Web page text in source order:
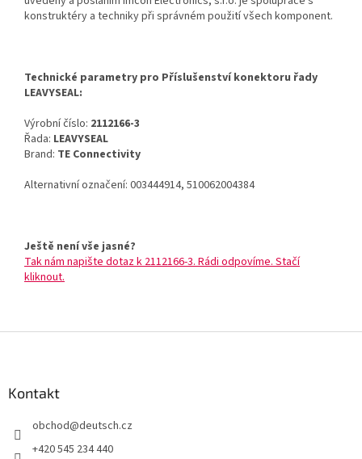
konstruktéry a techniky při správném použití všech komponent.
Technické parametry pro Příslušenství konektoru řady
LEAVYSEAL:
Výrobní číslo: 2112166-3
Řada: LEAVYSEAL
Brand: TE Connectivity
Alternativní označení: 003444914, 510062004384
Ještě není vše jasné?
Tak nám napište dotaz k 2112166-3. Rádi odpovíme. Stačí
kliknout.
Kontakt
obchod@deutsch.cz
+420 545 234 440